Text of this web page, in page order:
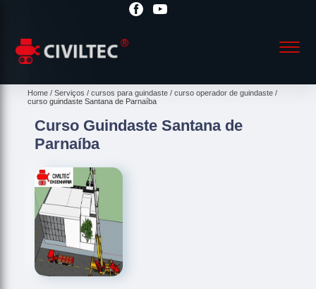
Home Serviços cursos para guindaste
curso operador de guindaste
curso guindaste Santana de Parnaíba
Curso Guindaste Santana de
Parnaíba